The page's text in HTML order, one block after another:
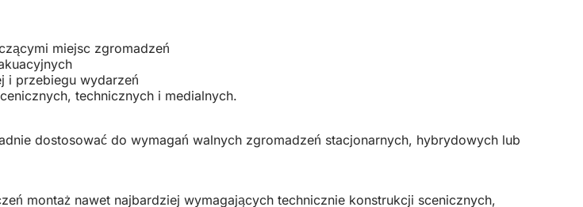
miejsc zgromadzeń
i przebiegu wydarzeń
technicznych i medialnych.
dostosować do wymagań walnych zgromadzeń stacjonarnych, hybrydowych lub
montaż nawet najbardziej wymagających technicznie konstrukcji scenicznych,